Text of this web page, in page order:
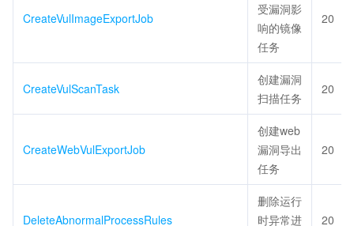
CreateVulImageExportJob
受漏洞影
响的镜像
任务
20
CreateVulScanTask
创建漏洞
扫描任务
20
CreateWebVulExportJob
创建web
漏洞导出
任务
20
DeleteAbnormalProcessRules
删除运行
时异常进
20